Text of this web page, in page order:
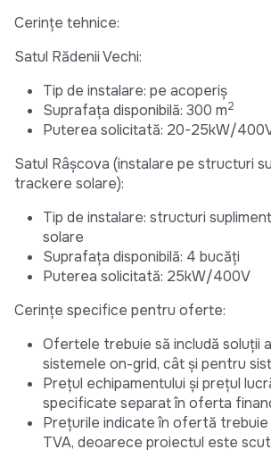
Cerințe tehnice:
Satul Rădenii Vechi:
Tip de instalare: pe acoperiș
Suprafața disponibilă: 300 m2
Puterea solicitată: 20-25kW/
Satul Râșcova (instalare pe structuri
trackere solare):
Tip de instalare: structuri
solare
Suprafața disponibilă: 4 bucăți
Puterea solicitată: 25kW/400V
Cerințe specifice pentru oferte:
Ofertele trebuie să includă soluții
sistemele on-grid, cât și pentru
Prețul echipamentului și prețul
specificate separat în oferta
Prețurile indicate în ofertă trebuie
TVA, deoarece proiectul este